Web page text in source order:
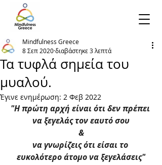
Τα τυφλά σημεία του
μυαλού.
Mindfulness Greece
8 Σεπ 2020διαβάστηκε 3 λεπτά
Έγινε ενημέρωση: 2 Φεβ 2022
"Η πρώτη αρχή είναι ότι δεν πρέπει
να ξεγελάς τον εαυτό σου
&
να γνωρίζεις ότι είσαι το
ευκολότερο άτομο να ξεγελάσεις"